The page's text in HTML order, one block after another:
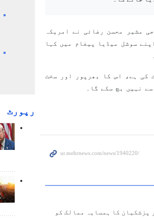
مشیر محسن رضائی نے امریکہ
سوشل میڈیا پیغام میں کہا
کی ہے، اس کا بھرپور اور سخت
نہیں بچ سکے گا۔
پزشکیان کا ہمسایہ ممالک کو
رپورٹ